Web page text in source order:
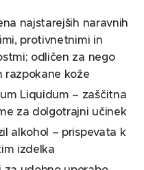
najstarejših naravnih
protivnetnimi in
odličen za nego
razpokane kože
Liquidum – zaščitna
za dolgotrajni učinek
alkohol – prispevata k
izdelka